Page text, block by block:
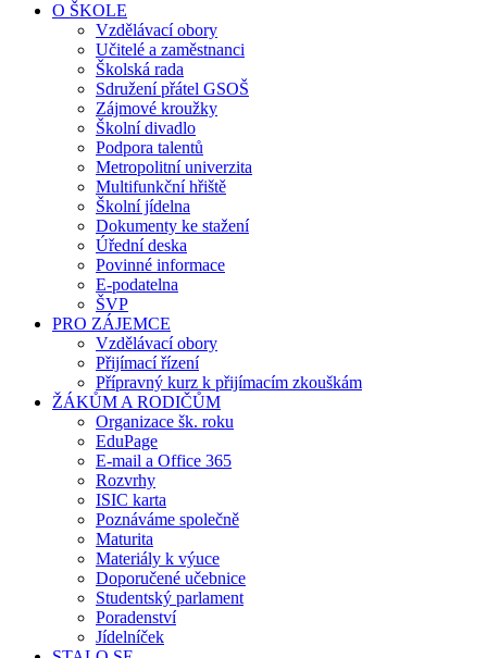
O ŠKOLE
Vzdělávací obory
Učitelé a zaměstnanci
Školská rada
Sdružení přátel GSOŠ
Zájmové kroužky
Školní divadlo
Podpora talentů
Metropolitní univerzita
Multifunkční hřiště
Školní jídelna
Dokumenty ke stažení
Úřední deska
Povinné informace
E-podatelna
ŠVP
PRO ZÁJEMCE
Vzdělávací obory
Přijímací řízení
Přípravný kurz k přijímacím zkouškám
ŽÁKŮM A RODIČŮM
Organizace šk. roku
EduPage
E-mail a Office 365
Rozvrhy
ISIC karta
Poznáváme společně
Maturita
Materiály k výuce
Doporučené učebnice
Studentský parlament
Poradenství
Jídelníček